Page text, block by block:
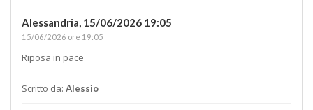
Alessandria, 15/06/2026 19:05
15/06/2026 ore 19:05
Riposa in pace
Scritto da: Alessio